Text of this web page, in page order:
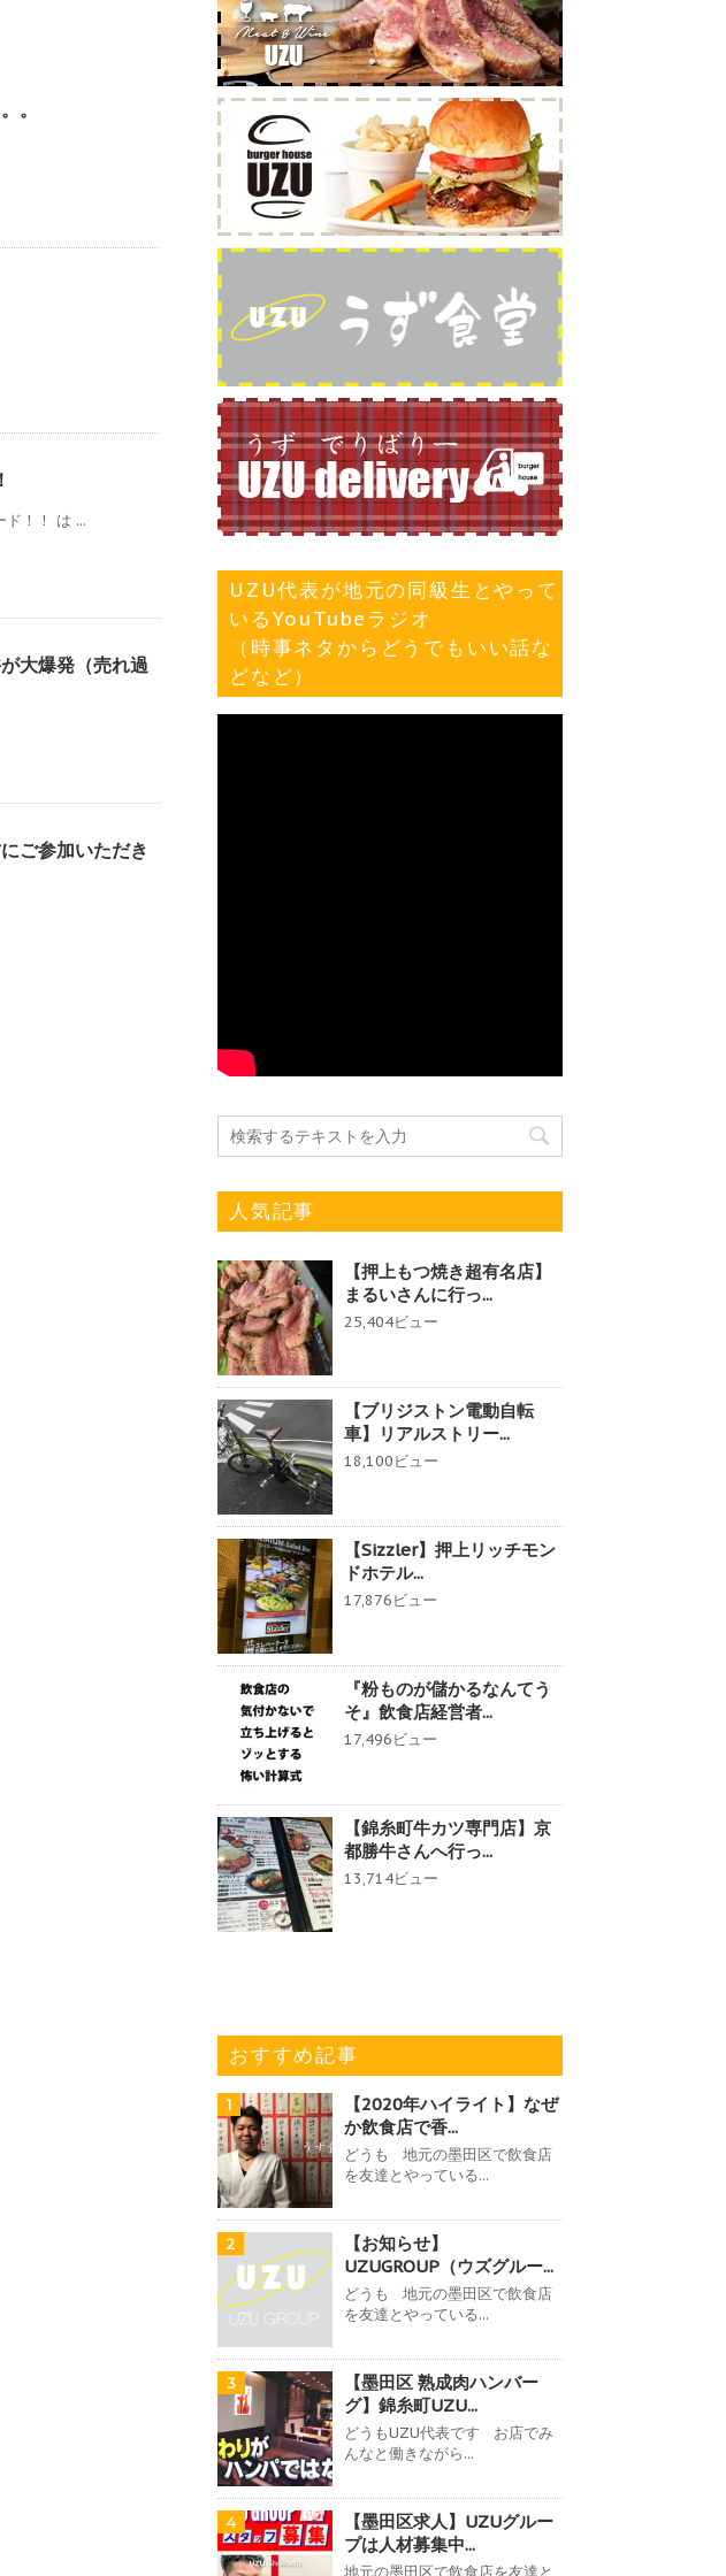
。
ド！！ は ...
大爆発（売れ過
ご参加いただき
UZU代表が地元の同級生とやって
いるYouTubeラジオ
（時事ネタからどうでもいい話な
どなど）
人気記事
【押上もつ焼き超有名店】
まるいさんに行っ...
25,404ビュー
【ブリジストン電動自転
車】リアルストリー...
18,100ビュー
【Sizzler】押上リッチモン
ドホテル...
17,876ビュー
『粉ものが儲かるなんてう
そ』飲食店経営者...
17,496ビュー
【錦糸町牛カツ専門店】京
都勝牛さんへ行っ...
13,714ビュー
おすすめ記事
1
【2020年ハイライト】なぜ
か飲食店で香...
どうも 地元の墨田区で飲食店
を友達とやっている...
2
【お知らせ】
UZUGROUP（ウズグルー...
どうも 地元の墨田区で飲食店
を友達とやっている...
3
【墨田区 熟成肉ハンバー
グ】錦糸町UZU...
どうもUZU代表です お店でみ
んなと働きながら...
4
【墨田区求人】UZUグルー
プは人材募集中...
地元の墨田区で飲食店を友達と